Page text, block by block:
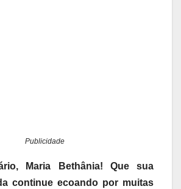
Publicidade
Maria Bethânia! Que sua
continue ecoando por muitas